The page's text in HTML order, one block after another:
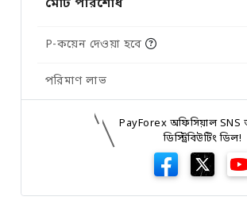
মোট পরিশোধ
P-কয়েন দেওয়া হবে
পরিমাণ লাভ
PayForex অফিসিয়াল SNS
ডিস্ট্রিবিউটিং ডিল!